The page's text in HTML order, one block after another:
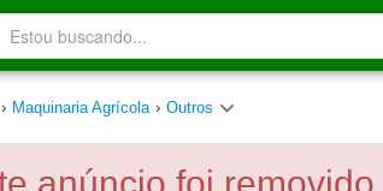
› Maquinaria Agrícola › Outros